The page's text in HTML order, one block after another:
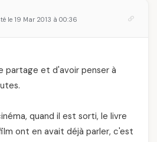
le 19 Mar 2013 à 00:36
partage et d'avoir penser à
quand il est sorti, le livre
ont en avait déjà parler, c'est